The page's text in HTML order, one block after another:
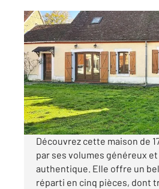
LA CELLE DUNOISE 23
175,38 m2, 5 pièces
Ref : 3314
Maison à vendre
75 000 €
Visiter le site dédié
Découvrez cette maison de
par ses volumes généreux
authentique. Elle offre un
réparti en cinq pièces, dont